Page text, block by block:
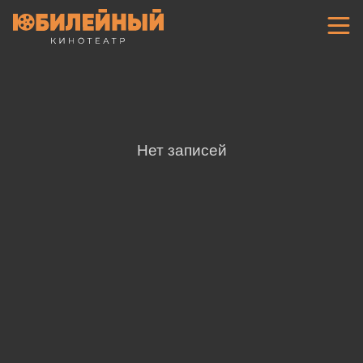
Нет записей